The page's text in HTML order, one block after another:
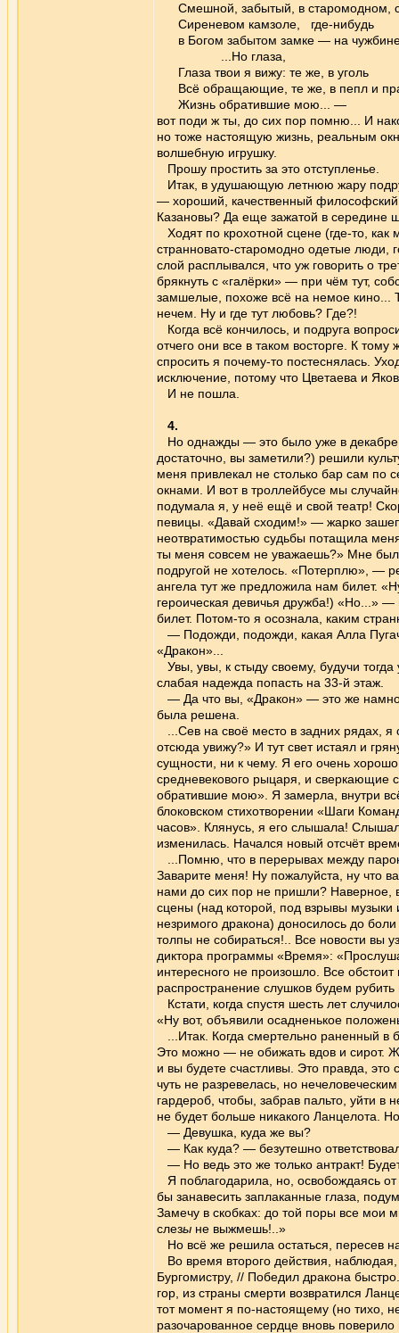
Смешной, забытый, в старомодном,
Сиреневом камзоле, где-нибудь
в Богом забытом замке — на
...Но глаза,
Глаза твои я вижу: те же, в уголь
Всё обращающие, те же, в пепл и
Жизнь обратившие мою... —
вот поди ж ты, до сих пор помню... И
но тоже настоящую жизнь, реальным
волшебную игрушку.
Прошу простить за это отступленье.
Итак, в удушающую летнюю жару
— хороший, качественный философский
Казановы? Да еще зажатой в середине
Ходят по крохотной сцене (где-то, как
странновато-старомодно одетые люди,
слой расплывался, что уж говорить о
брякнуть с «галёрки» — при чём тут,
замшелые, похоже всё на немое кино...
нечем. Ну и где тут любовь? Где?!
Когда всё кончилось, и подруга
отчего они все в таком восторге. К
спросить я почему-то постеснялась.
исключение, потому что Цветаева и
И не пошла.
4.
Но однажды — это было уже в декабре
достаточно, вы заметили?) решили
меня привлекал не столько бар сам по
окнами. И вот в троллейбусе мы
подумала я, у неё ещё и свой театр!
певицы. «Давай сходим!» — жарко
неотвратимостью судьбы потащила
ты меня совсем не уважаешь?» Мне
подругой не хотелось. «Потерплю», —
ангела тут же предложила нам билет.
героическая девичья дружба!) «Но...»
билет. Потом-то я осознала, каким
— Подожди, подожди, какая Алла
«Дракон»...
Увы, увы, к стыду своему, будучи
слабая надежда попасть на 33-й этаж.
— Да что вы, «Дракон» — это же
была решена.
...Сев на своё место в задних рядах, я
отсюда увижу?» И тут свет истаял и
сущности, ни к чему. Я его очень
средневекового рыцаря, и сверкающие
обратившие мою». Я замерла, внутри
блоковском стихотворении «Шаги
часов». Клянусь, я его слышала!
изменилась. Начался новый отсчёт
...Помню, что в перерывах между
Заварите меня! Ну пожалуйста, ну что
нами до сих пор не пришли? Наверное,
сцены (над которой, под взрывы
незримого дракона) доносилось до
толпы не собираться!.. Все новости вы
диктора программы «Время»:
интересного не произошло. Все
распространение слушков будем
Кстати, когда спустя шесть лет
«Ну вот, объявили осадненькое
...Итак. Когда смертельно раненный в
Это можно — не обижать вдов и сирот.
и вы будете счастливы. Это правда,
чуть не разревелась, но
гардероб, чтобы, забрав пальто, уйти
не будет больше никакого Ланцелота.
— Девушка, куда же вы?
— Как куда? — безутешно
— Но ведь это же только антракт!
Я поблагодарила, но, освобождаясь
бы занавесить заплаканные глаза,
Замечу в скобках: до той поры все мои
слезы не выжмешь!..»
Но всё же решила остаться, пересев
Во время второго действия,
Бургомистру, // Победил дракона
гор, из страны смерти возвратился
тот момент я по-настоящему (но тихо,
разочарованное сердце вновь поверило